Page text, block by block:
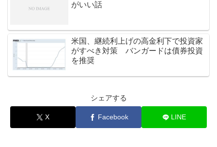
がいい話
米国、継続利上げの高金利下で投資家
がすべき対策 バンガードは債券投資
を推奨
シェアする
X Facebook LINE